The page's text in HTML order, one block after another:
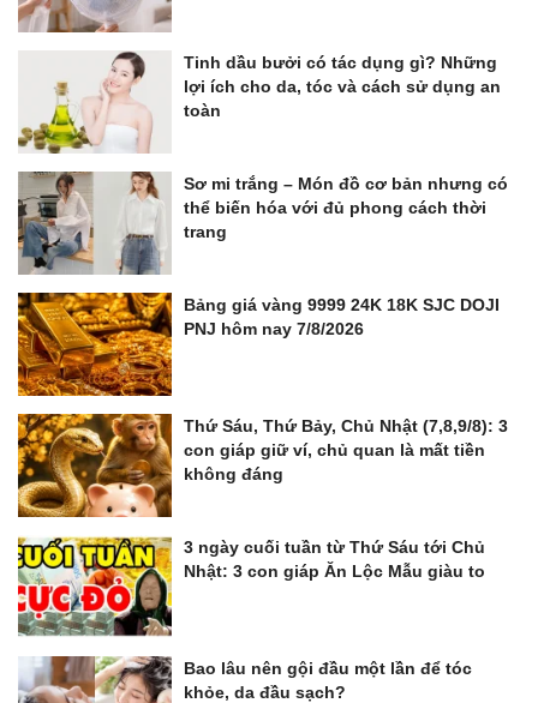
Tinh dầu bưởi có tác dụng gì? Những
lợi ích cho da, tóc và cách sử dụng an
toàn
Sơ mi trắng – Món đồ cơ bản nhưng có
thể biến hóa với đủ phong cách thời
trang
Bảng giá vàng 9999 24K 18K SJC DOJI
PNJ hôm nay 7/8/2026
Thứ Sáu, Thứ Bảy, Chủ Nhật (7,8,9/8): 3
con giáp giữ ví, chủ quan là mất tiền
không đáng
3 ngày cuối tuần từ Thứ Sáu tới Chủ
Nhật: 3 con giáp Ăn Lộc Mẫu giàu to
Bao lâu nên gội đầu một lần để tóc
khỏe, da đầu sạch?